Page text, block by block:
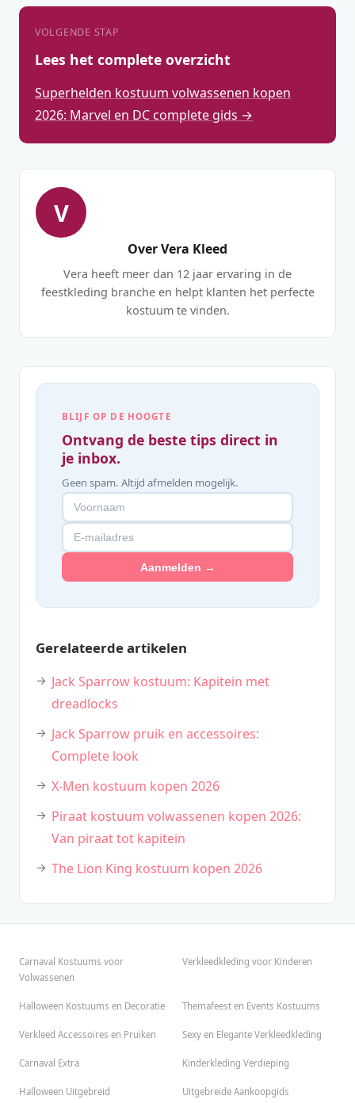
VOLGENDE STAP
Lees het complete overzicht
Superhelden kostuum volwassenen kopen
2026: Marvel en DC complete gids →
V
Over Vera Kleed
Vera heeft meer dan 12 jaar ervaring in de
feestkleding branche en helpt klanten het perfecte
kostuum te vinden.
BLIJF OP DE HOOGTE
Ontvang de beste tips direct in
je inbox.
Geen spam. Altijd afmelden mogelijk.
Aanmelden →
Gerelateerde artikelen
Jack Sparrow kostuum: Kapitein met
dreadlocks
Jack Sparrow pruik en accessoires:
Complete look
X-Men kostuum kopen 2026
Piraat kostuum volwassenen kopen 2026:
Van piraat tot kapitein
The Lion King kostuum kopen 2026
Carnaval Kostuums voor
Volwassenen
Verkleedkleding voor Kinderen
Halloween Kostuums en Decoratie Themafeest en Events Kostuums
Verkleed Accessoires en Pruiken Sexy en Elegante Verkleedkleding
Carnaval Extra Kinderkleding Verdieping
Halloween Uitgebreid Uitgebreide Aankoopgids